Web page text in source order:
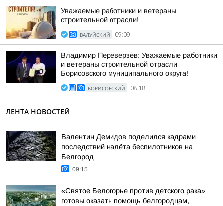
Уважаемые работники и ветераны
строительной отрасли!
ВАЛУЙСКИЙ 09:09
Владимир Переверзев: Уважаемые работники
и ветераны строительной отрасли
Борисовского муниципального округа!
БОРИСОВСКИЙ 08:18
ЛЕНТА НОВОСТЕЙ
Валентин Демидов поделился кадрами
последствий налёта беспилотников на
Белгород
09:15
«Святое Белогорье против детского рака»
готовы оказать помощь белгородцам,